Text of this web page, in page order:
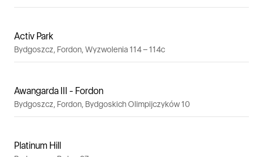
Activ Park
Bydgoszcz, Fordon, Wyzwolenia 114 – 114c
Awangarda III - Fordon
Bydgoszcz, Fordon, Bydgoskich Olimpijczyków 10
Platinum Hill